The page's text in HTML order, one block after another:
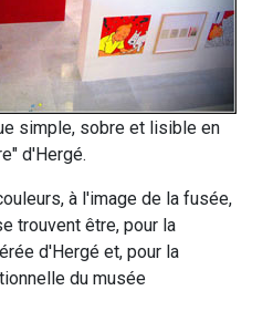
simple, sobre et lisible en
d'Hergé.
à l'image de la fusée,
trouvent être, pour la
d'Hergé et, pour la
du musée